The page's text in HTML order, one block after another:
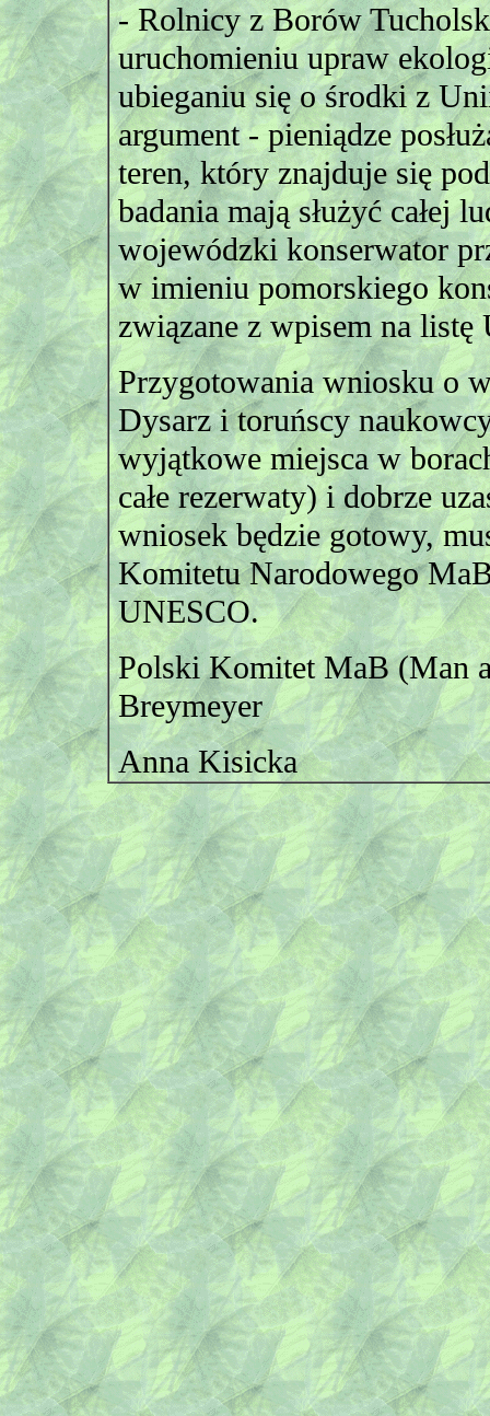
- Rolnicy z Borów
uruchomieniu upraw
ubieganiu się o środki z
argument - pieniądze
teren, który znajduje się
badania mają służyć całej
wojewódzki konserwator
w imieniu pomorskiego
związane z wpisem na listę
Przygotowania wniosku o
Dysarz i toruńscy
wyjątkowe miejsca w
całe rezerwaty) i dobrze
wniosek będzie gotowy,
Komitetu Narodowego
UNESCO.
Polski Komitet MaB (Man
Breymeyer
Anna Kisicka